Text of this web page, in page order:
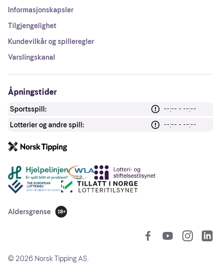
Informasjonskapsler
Tilgjengelighet
Kundevilkår og spilleregler
Varslingskanal
Åpningstider
Sportsspill:
--:-- - --:--
Lotterier og andre spill:
--:-- - --:--
Andre lenker
Aldersgrense
18 år
© 2026 Norsk Tipping AS.